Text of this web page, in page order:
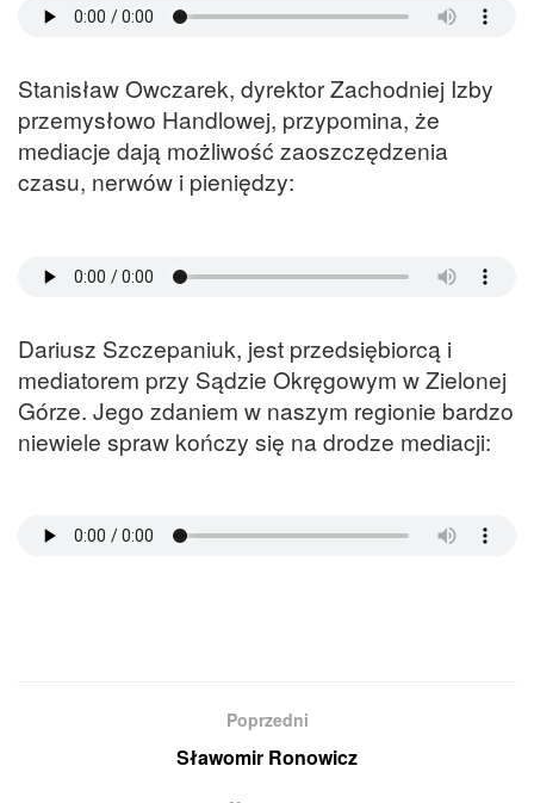
Stanisław Owczarek, dyrektor Zachodniej Izby
przemysłowo Handlowej, przypomina, że
mediacje dają możliwość zaoszczędzenia
czasu, nerwów i pieniędzy:
Dariusz Szczepaniuk, jest przedsiębiorcą i
mediatorem przy Sądzie Okręgowym w Zielonej
Górze. Jego zdaniem w naszym regionie bardzo
niewiele spraw kończy się na drodze mediacji:
Poprzedni
Sławomir Ronowicz